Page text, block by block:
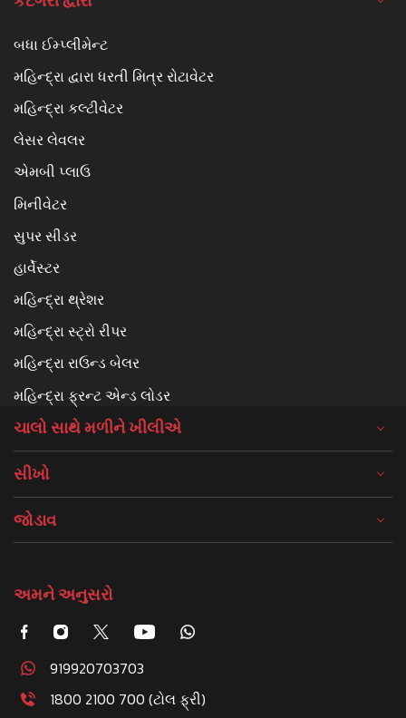
બધા ઈમ્પ્લીમેન્ટ
મહિન્દ્રા દ્વારા ધરતી મિત્ર રોટાવેટર
મહિન્દ્રા કલ્ટીવેટર
લેસર લેવલર
એમબી પ્લાઉ
મિનીવેટર
સુપર સીડર
હાર્વેસ્ટર
મહિન્દ્રા થ્રેશર
મહિન્દ્રા સ્ટ્રો રીપર
મહિન્દ્રા રાઉન્ડ બેલર
મહિન્દ્રા ફ્રન્ટ એન્ડ લોડર
ચાલો સાથે મળીને ખીલીએ
સીખો
જોડાવ
અમને અનુસરો
919920703703
1800 2100 700 (ટોલ ફ્રી)